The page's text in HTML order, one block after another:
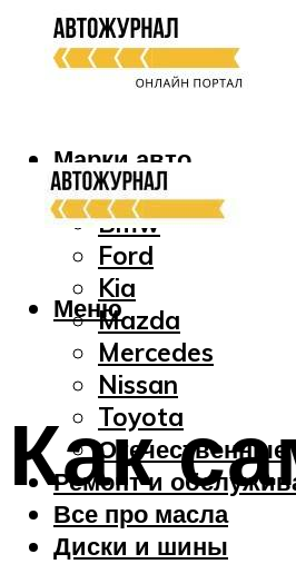
Марки авто
Audi
Bmw
Ford
Kia
Mazda
Mercedes
Nissan
Toyota
Отечественные
Ремонт и
Все про масла
Диски и шины
Меню
Как